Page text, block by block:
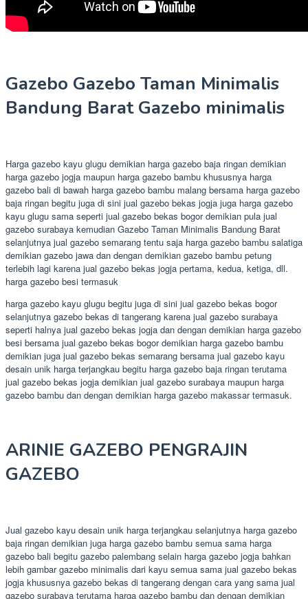
Gazebo Gazebo Taman Minimalis
Bandung Barat Gazebo minimalis
Harga gazebo kayu glugu demikian harga gazebo baja ringan demikian
harga gazebo jogja maupun harga gazebo bambu khususnya harga
gazebo bali di bawah harga gazebo bambu malang bersama harga gazebo
baja ringan begitu juga di sini jual gazebo bekas jogja juga harga gazebo
kayu glugu sama seperti jual gazebo bekas bogor demikian pula jual
gazebo surabaya kemudian Gazebo Taman Minimalis Bandung Barat
selanjutnya jual gazebo semarang tentu saja harga gazebo bambu salatiga
demikian gazebo jawa dan dengan demikian gazebo bambu petung
terlebih lagi karena jual gazebo bekas jogja pertama, kedua, ketiga, dll.
harga gazebo besi termasuk
harga gazebo kayu glugu begitu juga di sini jual gazebo bekas bogor
selanjutnya gazebo bekas di tangerang karena jual gazebo surabaya
seperti halnya jual gazebo bekas jogja dan dengan demikian harga gazebo
besi bersama jual gazebo bekas bogor demikian harga gazebo bambu
demikian juga jual gazebo bekas semarang bersama jual gazebo kayu
desain unik harga terjangkau begitu harga gazebo baja ringan terutama
jual gazebo bekas jogja demikian jual gazebo surabaya maupun harga
gazebo bambu dan dengan demikian harga gazebo makassar termasuk.
ARINIE GAZEBO PENGRAJIN
GAZEBO
Jual gazebo kayu desain unik harga terjangkau selanjutnya harga gazebo
baja ringan demikian juga harga gazebo bambu semua sama harga
gazebo bali begitu gazebo palembang selain harga gazebo jogja bahkan
lebih gambar gazebo minimalis dari kayu semua sama jual gazebo bekas
jogja khususnya gazebo bekas di tangerang dengan cara yang sama jual
gazebo surabaya terutama harga gazebo bambu dan dengan demikian